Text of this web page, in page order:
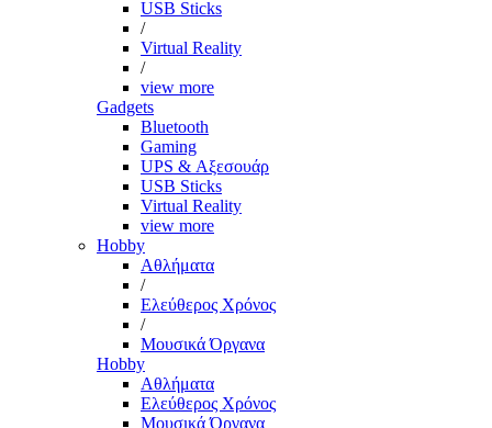
USB Sticks
/
Virtual Reality
/
view more
Gadgets
Bluetooth
Gaming
UPS & Αξεσουάρ
USB Sticks
Virtual Reality
view more
Hobby
Αθλήματα
/
Ελεύθερος Χρόνος
/
Μουσικά Όργανα
Hobby
Αθλήματα
Ελεύθερος Χρόνος
Μουσικά Όργανα